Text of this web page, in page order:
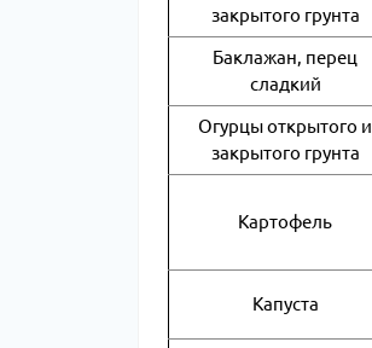
закрытого грунта
Баклажан, перец
сладкий
Огурцы открытого и
закрытого грунта
Картофель
Капуста